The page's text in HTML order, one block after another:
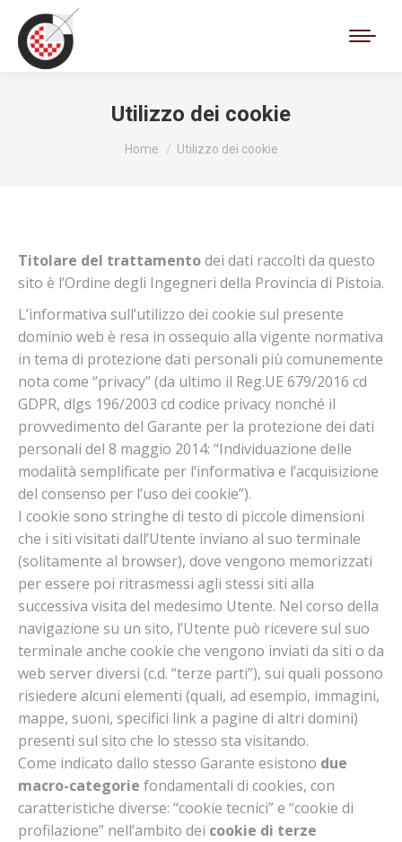
Utilizzo dei cookie
Tu sei qui:
Home Utilizzo dei cookie
Titolare del trattamentodei dati raccolti da questo
sito è l’Ordine degli Ingegneri della Provincia di Pistoia.
L’informativa sull’utilizzo dei cookie sul presente
dominio web è resa in ossequio alla vigente normativa
in tema di protezione dati personali più comunemente
nota come “privacy” (da ultimo il Reg.UE 679/2016 cd
GDPR, dlgs 196/2003 cd codice privacy nonché il
provvedimento del Garante per la protezione dei dati
personali del 8 maggio 2014: “Individuazione delle
modalità semplificate per l’informativa e l’acquisizione
del consenso per l’uso dei cookie”).
I cookie sono stringhe di testo di piccole dimensioni
che i siti visitati dall’Utente inviano al suo terminale
(solitamente al browser), dove vengono memorizzati
per essere poi ritrasmessi agli stessi siti alla
successiva visita del medesimo Utente. Nel corso della
navigazione su un sito, l’Utente può ricevere sul suo
terminale anche cookie che vengono inviati da siti o da
web server diversi (c.d. “terze parti”), sui quali possono
risiedere alcuni elementi (quali, ad esempio, immagini,
mappe, suoni, specifici link a pagine di altri domini)
presenti sul sito che lo stesso sta visitando.
Come indicato dallo stesso Garante esistono due
macro-categorie fondamentali di cookies, con
caratteristiche diverse: “cookie tecnici” e “cookie di
profilazione” nell’ambito dei cookie di terze